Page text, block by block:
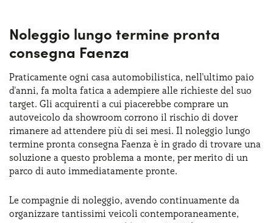
Noleggio lungo termine pronta
consegna Faenza
Praticamente ogni casa automobilistica, nell'ultimo paio
d'anni, fa molta fatica a adempiere alle richieste del suo
target. Gli acquirenti a cui piacerebbe comprare un
autoveicolo da showroom corrono il rischio di dover
rimanere ad attendere più di sei mesi. Il noleggio lungo
termine pronta consegna Faenza è in grado di trovare una
soluzione a questo problema a monte, per merito di un
parco di auto immediatamente pronte.
Le compagnie di noleggio, avendo continuamente da
organizzare tantissimi veicoli contemporaneamente,